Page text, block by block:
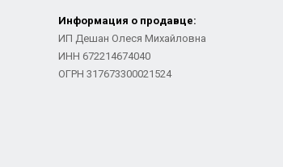
Информация о продавце:
ИП Дешан Олеся Михайловна
ИНН 672214674040
ОГРН 317673300021524